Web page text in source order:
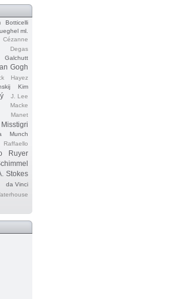
Botticelli
ml.
Cézanne
Degas
Galchutt
Gogh
Hayez
Kim
J. Lee
Macke
Manet
Misstigri
Munch
Raffaello
Ruyer
Stokes
da Vinci